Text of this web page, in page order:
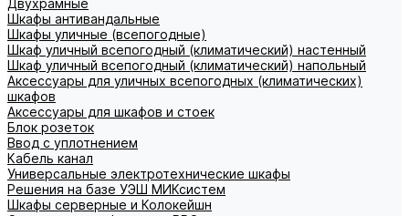
Двухрамные
Шкафы антивандальные
Шкафы уличные (всепогодные)
Шкаф уличный всепогодный (климатический) настенный
Шкаф уличный всепогодный (климатический) напольный
Аксессуары для уличных всепогодных (климатических)
шкафов
Аксессуары для шкафов и стоек
Блок розеток
Ввод с уплотнением
Кабель канал
Универсальные электротехнические шкафы
Решения на базе УЭШ МИКсистем
Шкафы серверные и Колокейшн